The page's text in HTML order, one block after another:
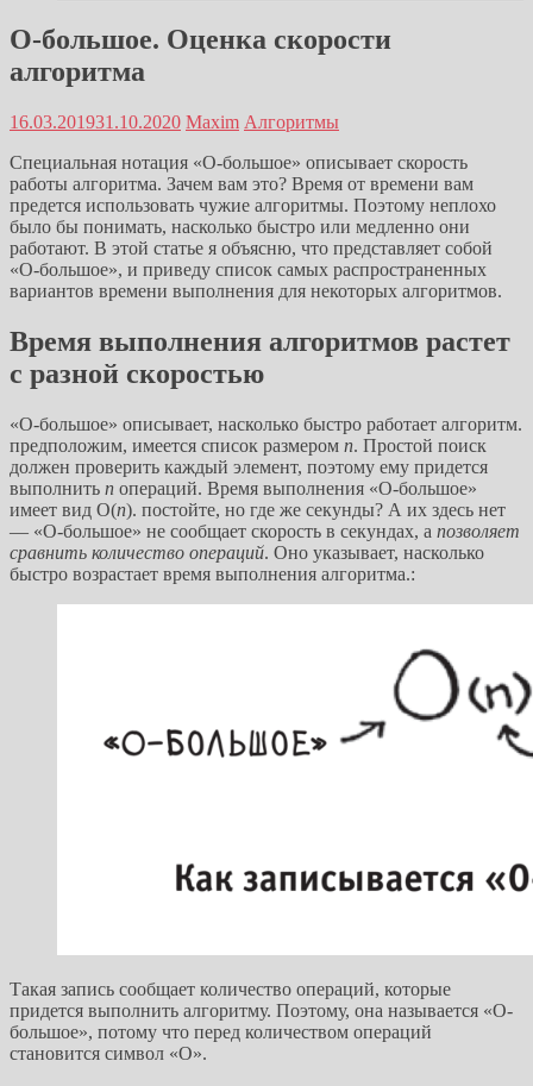
О-большое. Оценка скорости
алгоритма
16.03.201931.10.2020 Maxim Алгоритмы
Специальная нотация «О-большое» описывает скорость
работы алгоритма. Зачем вам это? Время от времени вам
предется использовать чужие алгоритмы. Поэтому неплохо
было бы понимать, насколько быстро или медленно они
работают. В этой статье я объясню, что представляет собой
«О-большое», и приведу список самых распространенных
вариантов времени выполнения для некоторых алгоритмов.
Время выполнения алгоритмов растет
с разной скоростью
«О-большое» описывает, насколько быстро работает алгоритм.
предположим, имеется список размером n. Простой поиск
должен проверить каждый элемент, поэтому ему придется
выполнить n операций. Время выполнения «О-большое»
имеет вид О(n). постойте, но где же секунды? А их здесь нет
— «О-большое» не сообщает скорость в секундах, а позволяет
сравнить количество операций. Оно указывает, насколько
быстро возрастает время выполнения алгоритма.:
Такая запись сообщает количество операций, которые
придется выполнить алгоритму. Поэтому, она называется «О-
большое», потому что перед количеством операций
становится символ «О».